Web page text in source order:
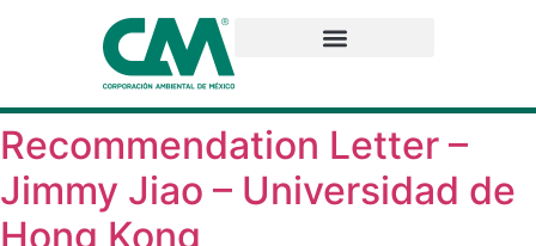
Recommendation Letter –
Jimmy Jiao – Universidad de
Hong Kong